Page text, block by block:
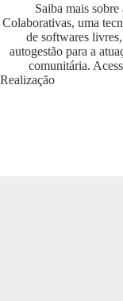
Saiba mais
Colaborativas, uma
de softwares
autogestão para a
comunitária.
Realização